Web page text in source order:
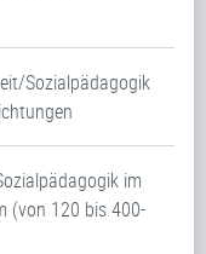
Sozialpädagogik
im
(von 120 bis 400-